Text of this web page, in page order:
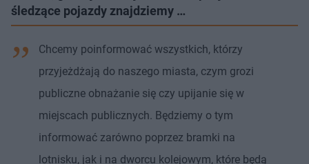
śledzące pojazdy znajdziemy …
Chcemy poinformować wszystkich, którzy
przyjeżdżają do naszego miasta, czym grozi
publiczne obnażanie się czy upijanie się w
miejscach publicznych. Będziemy o tym
informować zarówno poprzez bramki na
lotnisku, jak i na dworcu kolejowym, które będą